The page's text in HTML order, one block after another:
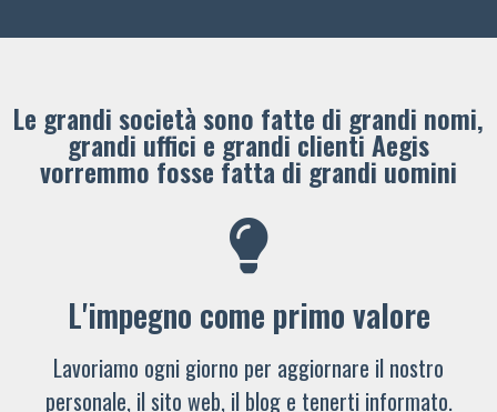
Le grandi società sono fatte di grandi nomi,
grandi uffici e grandi clienti ​Aegis
vorremmo fosse fatta di grandi uomini
L'impegno come primo valore
Lavoriamo ogni giorno per aggiornare il nostro
personale, il sito web, il blog e tenerti informato.